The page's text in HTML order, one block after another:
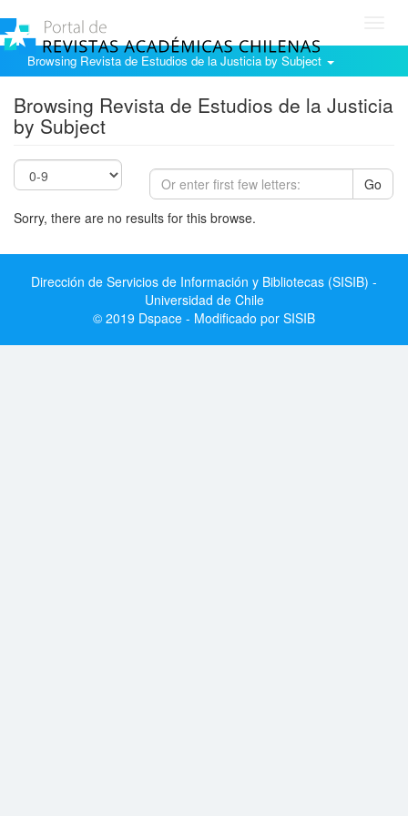
Browsing Revista de Estudios de la Justicia by Subject
Browsing Revista de Estudios de la Justicia
by Subject
Go
Sorry, there are no results for this browse.
Dirección de Servicios de Información y Bibliotecas (SISIB) -
Universidad de Chile
© 2019 Dspace - Modificado por SISIB